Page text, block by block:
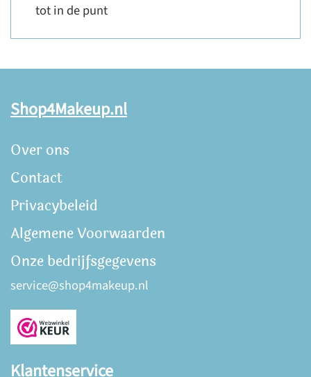
tot in de punt
Shop4Makeup.nl
Over ons
Contact
Privacybeleid
Algemene Voorwaarden
Onze bedrijfsgegevens
service@shop4makeup.nl
Klantenservice